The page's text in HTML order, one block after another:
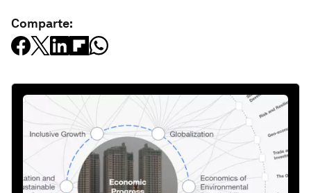
Comparte: